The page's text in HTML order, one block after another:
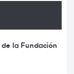
la Fundación